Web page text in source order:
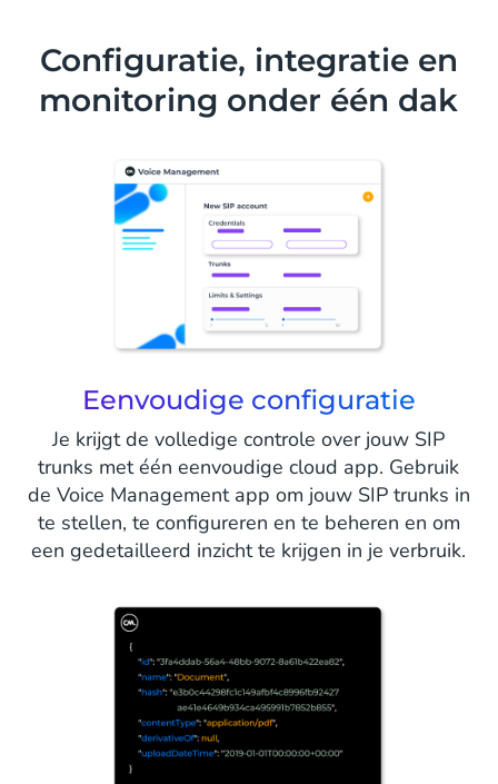
Configuratie, integratie en
monitoring onder één dak
Eenvoudige configuratie
Je krijgt de volledige controle over jouw SIP
trunks met één eenvoudige cloud app. Gebruik
de Voice Management app om jouw SIP trunks in
te stellen, te configureren en te beheren en om
een gedetailleerd inzicht te krijgen in je verbruik.